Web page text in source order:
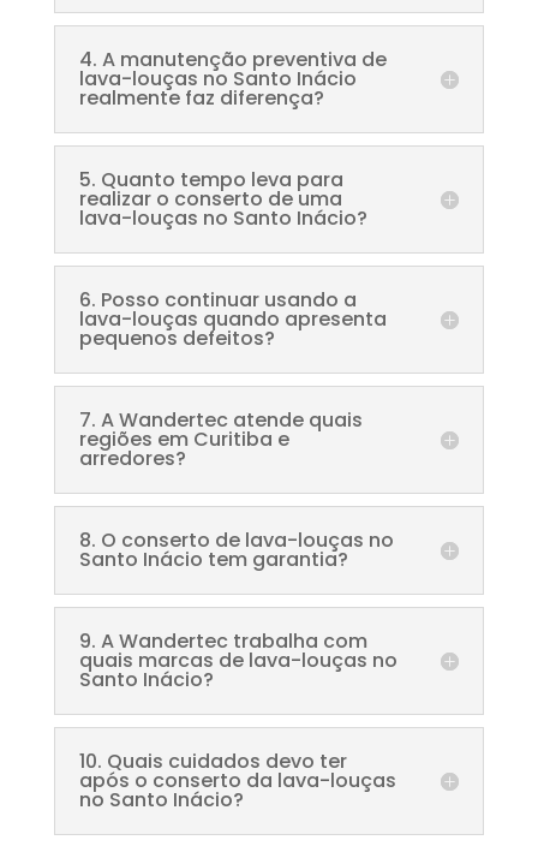
4. A manutenção preventiva de
lava-louças no Santo Inácio
realmente faz diferença?
5. Quanto tempo leva para
realizar o conserto de uma
lava-louças no Santo Inácio?
6. Posso continuar usando a
lava-louças quando apresenta
pequenos defeitos?
7. A Wandertec atende quais
regiões em Curitiba e
arredores?
8. O conserto de lava-louças no
Santo Inácio tem garantia?
9. A Wandertec trabalha com
quais marcas de lava-louças no
Santo Inácio?
10. Quais cuidados devo ter
após o conserto da lava-louças
no Santo Inácio?